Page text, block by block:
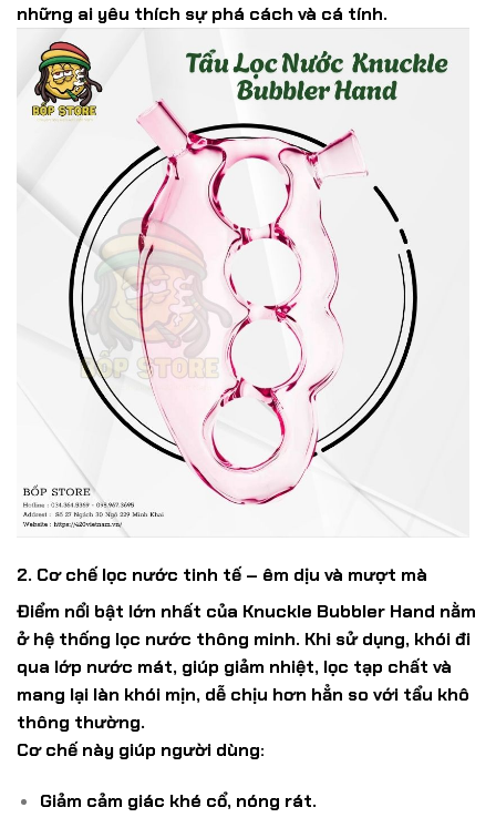
những ai yêu thích sự phá cách và cá tính.
2. Cơ chế lọc nước tinh tế – êm dịu và mượt mà
Điểm nổi bật lớn nhất của Knuckle Bubbler Hand nằm
ở hệ thống lọc nước thông minh. Khi sử dụng, khói đi
qua lớp nước mát, giúp giảm nhiệt, lọc tạp chất và
mang lại làn khói mịn, dễ chịu hơn hẳn so với tẩu khô
thông thường.
Cơ chế này giúp người dùng:
Giảm cảm giác khé cổ, nóng rát.